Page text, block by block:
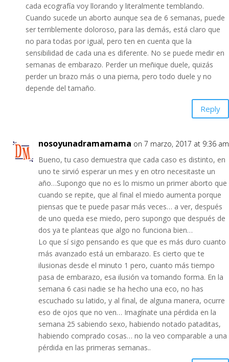
cada ecografía voy llorando y literalmente temblando.
Cuando sucede un aborto aunque sea de 6 semanas, puede
ser terriblemente doloroso, para las demás, está claro que
no para todas por igual, pero ten en cuenta que la
sensibilidad de cada una es diferente. No se puede medir en
semanas de embarazo. Perder un meñique duele, quizás
perder un brazo más o una pierna, pero todo duele y no
depende del tamaño.
Reply
nosoyunadramamama on 7 marzo, 2017 at 9:36 am
Bueno, tu caso demuestra que cada caso es distinto, en
uno te sirvió esperar un mes y en otro necesitaste un
año…Supongo que no es lo mismo un primer aborto que
cuando se repite, que al final el miedo aumenta porque
piensas que te puede pasar más veces… a ver, después
de uno queda ese miedo, pero supongo que después de
dos ya te planteas que algo no funciona bien…
Lo que sí sigo pensando es que que es más duro cuanto
más avanzado está un embarazo. Es cierto que te
ilusionas desde el minuto 1 pero, cuanto más tiempo
pasa de embarazo, esa ilusión va tomando forma. En la
semana 6 casi nadie se ha hecho una eco, no has
escuchado su latido, y al final, de alguna manera, ocurre
eso de ojos que no ven… Imagínate una pérdida en la
semana 25 sabiendo sexo, habiendo notado pataditas,
habiendo comprado cosas… no la veo comparable a una
pérdida en las primeras semanas..